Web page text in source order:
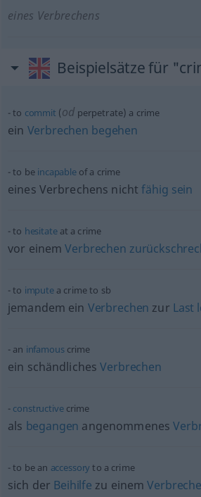
eines Verbrechens
Beispielsätze für
to commit (od perpetrate) a crime
ein Verbrechen begehen
to be incapableof a crime
eines Verbrechens nichtfähig sein
to hesitateat a crime
vor einemVerbrechen
to imputea crime to sb
jemandem ein Verbrechen zur Last
an infamouscrime
ein schändlichesVerbrechen
constructivecrime
als begangen angenommenes
to be an accessoryto a crime
sich der Beihilfe zu einem